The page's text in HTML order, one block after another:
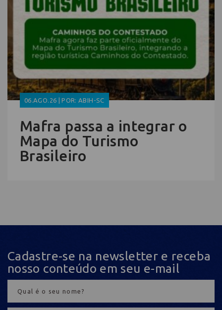
06.AGO.26 | POR: ABIH-SC
Mafra passa a integrar o
Mapa do Turismo
Brasileiro
Cadastre-se na newsletter e receba
nosso conteúdo em seu e-mail